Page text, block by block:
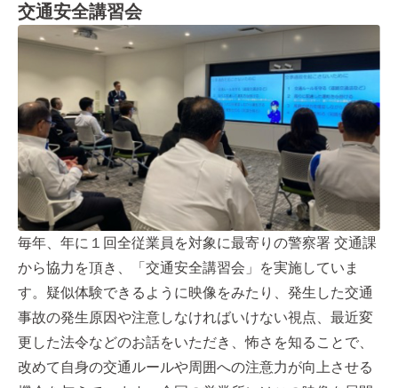
交通安全講習会
毎年、年に１回全従業員を対象に最寄りの警察署 交通課
から協力を頂き、「交通安全講習会」を実施していま
す。疑似体験できるように映像をみたり、発生した交通
事故の発生原因や注意しなければいけない視点、最近変
更した法令などのお話をいただき、怖さを知ることで、
改めて自身の交通ルールや周囲への注意力が向上させる